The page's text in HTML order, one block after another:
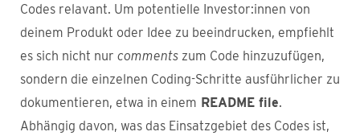
Codes relavant. Um potentielle Investor:innen von
deinem Produkt oder Idee zu beeindrucken, empfiehlt
es sich nicht nur comments zum Code hinzuzufügen,
sondern die einzelnen Coding-Schritte ausführlicher zu
dokumentieren, etwa in einem README file.
Abhängig davon, was das Einsatzgebiet des Codes ist,